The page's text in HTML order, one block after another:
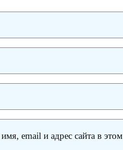
email и адрес сайта в